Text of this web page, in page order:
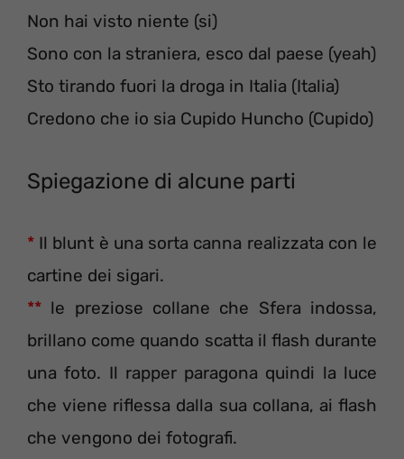
Non hai visto niente (si)
Sono con la straniera, esco dal paese (yeah)
Sto tirando fuori la droga in Italia (Italia)
Credono che io sia Cupido Huncho (Cupido)
Spiegazione di alcune parti
* Il blunt è una sorta canna realizzata con le
cartine dei sigari.
** le preziose collane che Sfera indossa,
brillano come quando scatta il flash durante
una foto. Il rapper paragona quindi la luce
che viene riflessa dalla sua collana, ai flash
che vengono dei fotografi.